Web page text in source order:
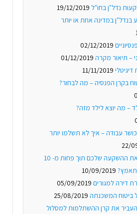
נדל"ן בחו"ל 19/12/2019
במדינה אחת או יותר
02/12/2019
– תיאור מקרה 01/12/2019
11/11/2019
בקרן הפנסיה – מה לבחור?
– מה יוצא לילד מזה?
כושר עבודה – איך לא תשלמו יותר
22/
איך תכפילו את ההשקעה שלכם תוך פחות מ- 10
10/09/2019
דירה למגורים 05/09/2019
ביטוח המשכנתה 25/08/2019
את קרן ההשתלמות למסלול